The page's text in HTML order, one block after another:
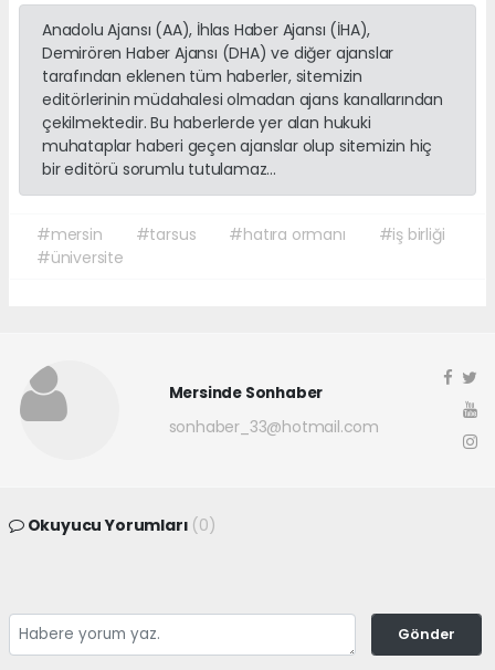
Anadolu Ajansı (AA), İhlas Haber Ajansı (İHA),
Demirören Haber Ajansı (DHA) ve diğer ajanslar
tarafından eklenen tüm haberler, sitemizin
editörlerinin müdahalesi olmadan ajans kanallarından
çekilmektedir. Bu haberlerde yer alan hukuki
muhataplar haberi geçen ajanslar olup sitemizin hiç
bir editörü sorumlu tutulamaz...
#mersin #tarsus #hatıra ormanı
#iş birliği
#üniversite
Mersinde Sonhaber
sonhaber_33@hotmail.com
Okuyucu Yorumları (0)
Gönder